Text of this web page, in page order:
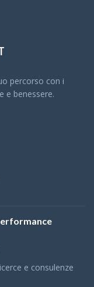
percorso con i
e benessere.
e consulenze